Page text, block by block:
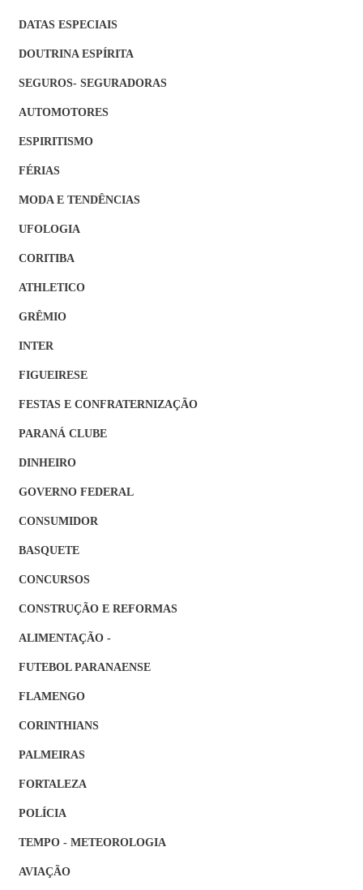
DATAS ESPECIAIS
DOUTRINA ESPÍRITA
SEGUROS- SEGURADORAS
AUTOMOTORES
ESPIRITISMO
FÉRIAS
MODA E TENDÊNCIAS
UFOLOGIA
CORITIBA
ATHLETICO
GRÊMIO
INTER
FIGUEIRESE
FESTAS E CONFRATERNIZAÇÃO
PARANÁ CLUBE
DINHEIRO
GOVERNO FEDERAL
CONSUMIDOR
BASQUETE
CONCURSOS
CONSTRUÇÃO E REFORMAS
ALIMENTAÇÃO -
FUTEBOL PARANAENSE
FLAMENGO
CORINTHIANS
PALMEIRAS
FORTALEZA
POLÍCIA
TEMPO - METEOROLOGIA
AVIAÇÃO